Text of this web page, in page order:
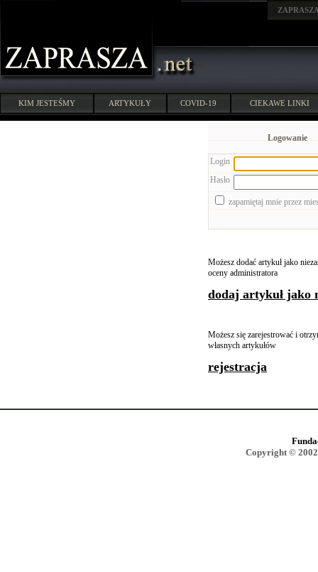
KIM JESTEŚMY ARTYKUŁY COVID-19 CIEKAWE LINKI
Logowanie
Login
Hasło
zapamiętaj mnie przez
Możesz dodać artykuł jako
oceny administratora
dodaj artykuł jako
Możesz się zarejestrować i
własnych artykułów
rejestracja
Copyright ©